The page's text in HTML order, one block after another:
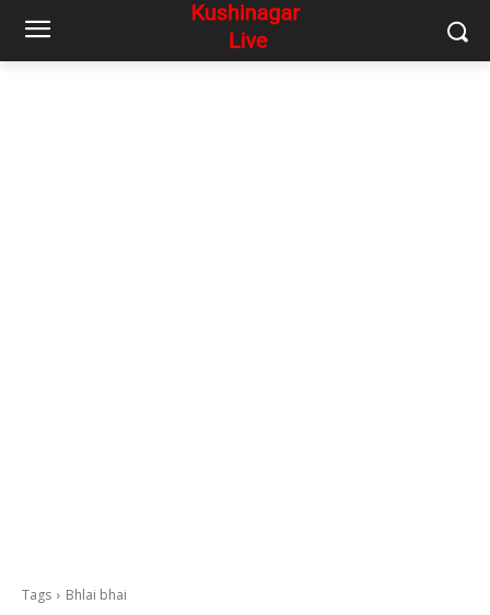
Tags Bhlai bhai